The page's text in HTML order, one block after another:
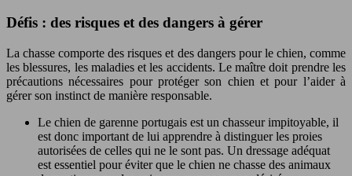
Défis : des risques et des dangers à gérer
La chasse comporte des risques et des dangers pour le chien, comme
les blessures, les maladies et les accidents. Le maître doit prendre les
précautions nécessaires pour protéger son chien et pour l’aider à
gérer son instinct de manière responsable.
Le chien de garenne portugais est un chasseur impitoyable, il
est donc important de lui apprendre à distinguer les proies
autorisées de celles qui ne le sont pas. Un dressage adéquat
est essentiel pour éviter que le chien ne chasse des animaux